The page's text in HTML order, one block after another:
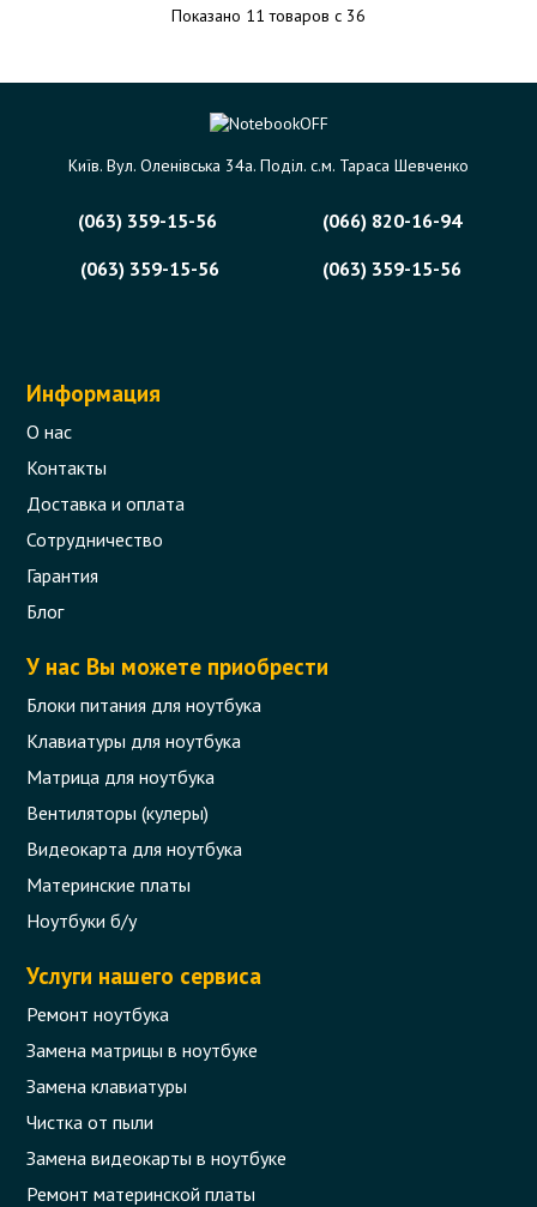
Показано 11 товаров с 36
Київ. Вул. Оленівська 34а. Поділ. с.м. Тараса Шевченко
(063) 359-15-56
(066) 820-16-94
(063) 359-15-56
(063) 359-15-56
Информация
О нас
Контакты
Доставка и оплата
Сотрудничество
Гарантия
Блог
У нас Вы можете приобрести
Блоки питания для ноутбука
Клавиатуры для ноутбука
Матрица для ноутбука
Вентиляторы (кулеры)
Видеокарта для ноутбука
Материнские платы
Ноутбуки б/у
Услуги нашего сервиса
Ремонт ноутбука
Замена матрицы в ноутбуке
Замена клавиатуры
Чистка от пыли
Замена видеокарты в ноутбуке
Ремонт материнской платы